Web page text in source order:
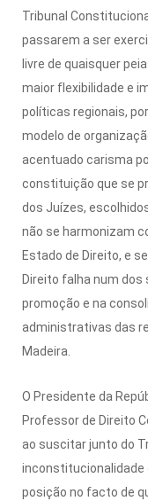
Tribunal
passarem a ser
livre de quaisquer
maior flexibilidade e
políticas regionais,
modelo de
acentuado carisma
constituição que se
dos Juízes,
não se harmonizam
Estado de Direito, e
Direito falha num
promoção e na
administrativas das
Madeira.
O Presidente da
Professor de Direito
ao suscitar junto do
inconstitucionalidade
posição no facto de